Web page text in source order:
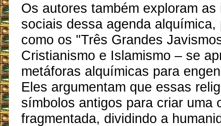
Os autores também exploram as
sociais dessa agenda alquímica,
como os "Três Grandes
Cristianismo e Islamismo – se
metáforas alquímicas para
Eles argumentam que essas
símbolos antigos para criar uma
fragmentada, dividindo a